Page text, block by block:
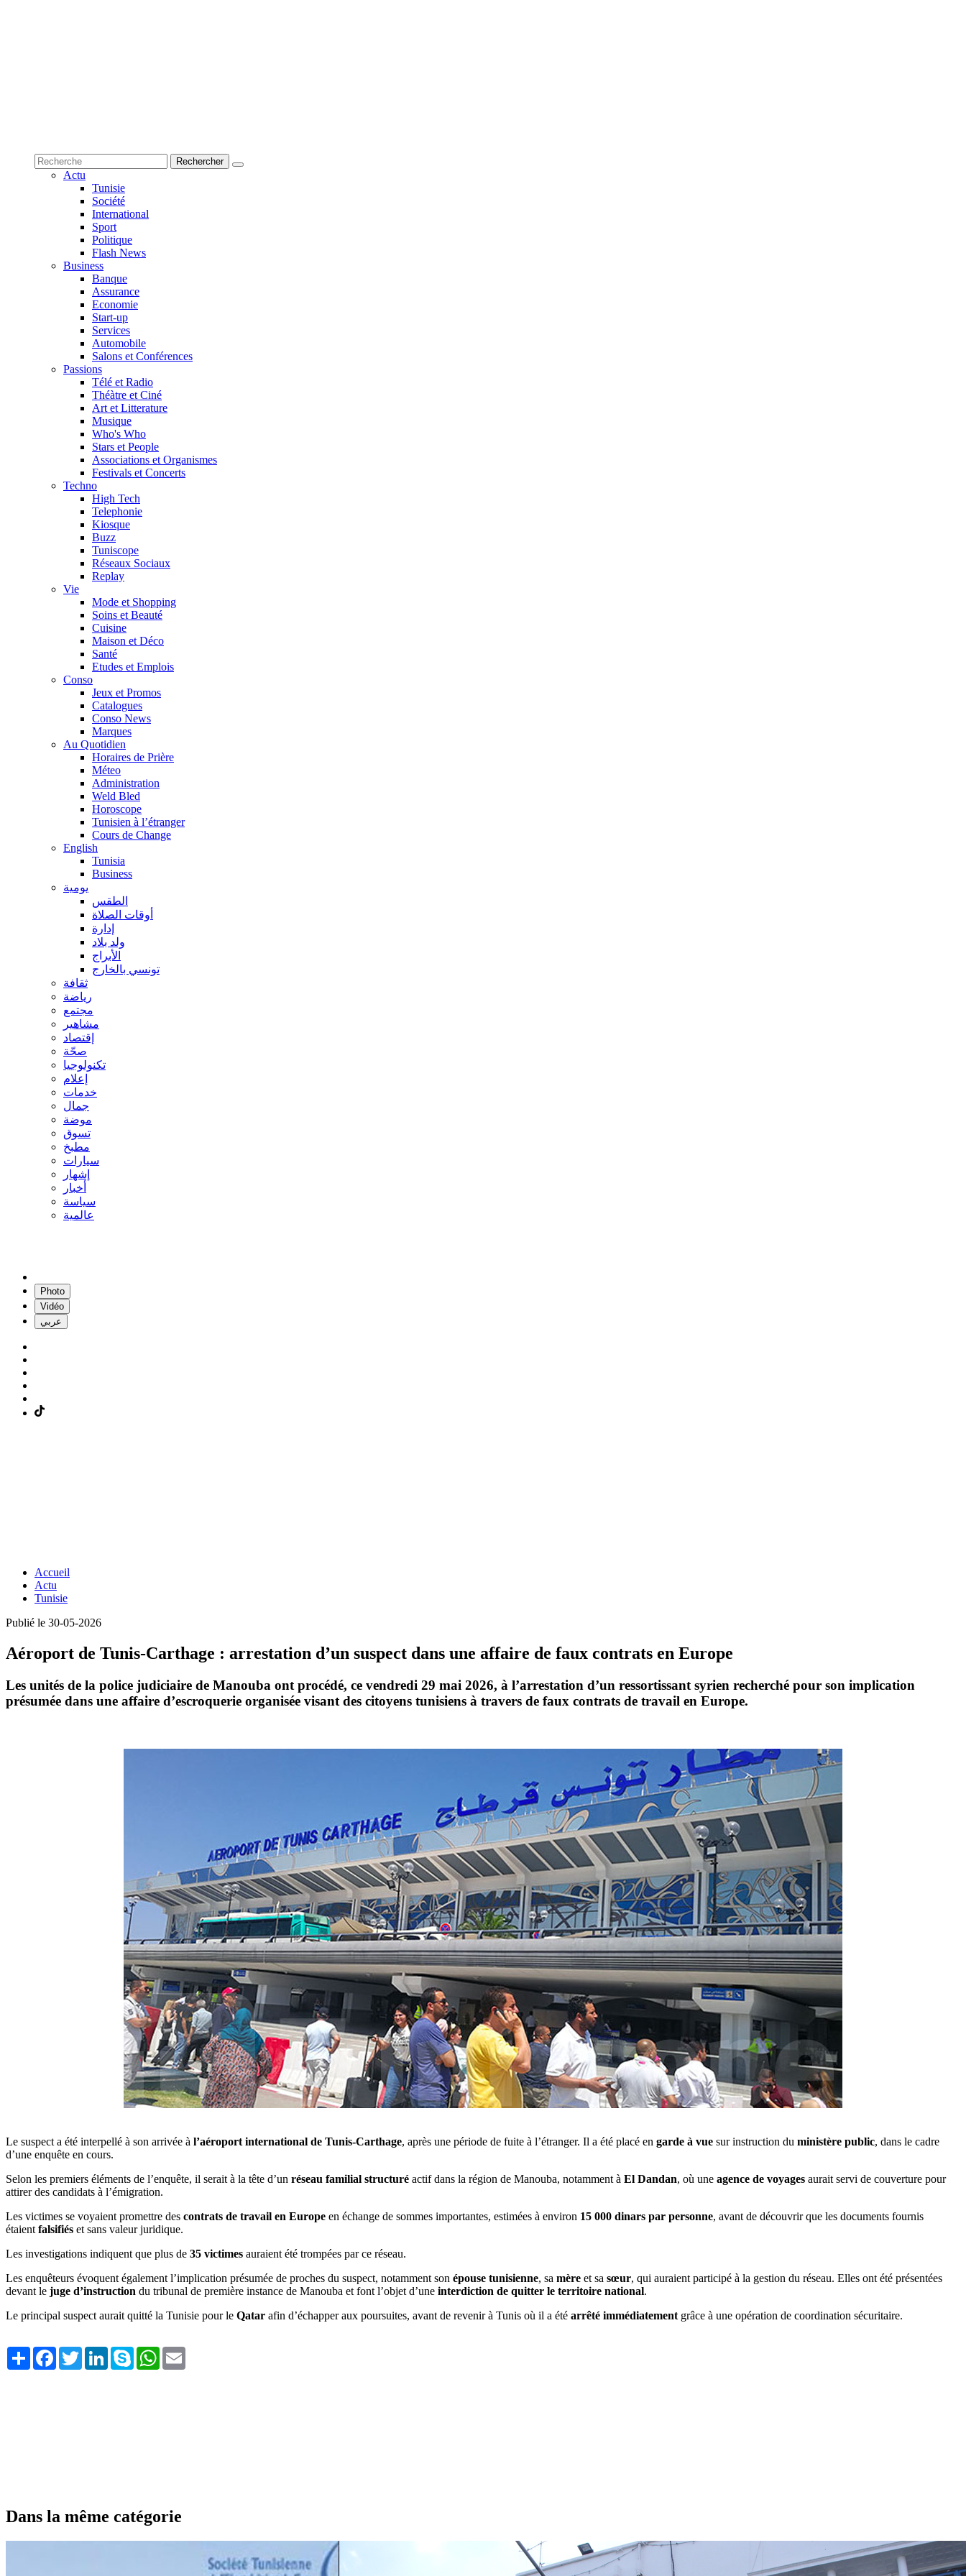
Actu
Tunisie
Société
International
Sport
Politique
Flash News
Business
Banque
Assurance
Economie
Start-up
Services
Automobile
Salons et Conférences
Passions
Télé et Radio
Théàtre et Ciné
Art et Litterature
Musique
Who's Who
Stars et People
Associations et Organismes
Festivals et Concerts
Techno
High Tech
Telephonie
Kiosque
Buzz
Tuniscope
Réseaux Sociaux
Replay
Vie
Mode et Shopping
Soins et Beauté
Cuisine
Maison et Déco
Santé
Etudes et Emplois
Conso
Jeux et Promos
Catalogues
Conso News
Marques
Au Quotidien
Horaires de Prière
Méteo
Administration
Weld Bled
Horoscope
Tunisien à l’étranger
Cours de Change
English
Tunisia
Business
يومية
الطقس
أوقات الصلاة
إدارة
ولد بلاد
الأبراج
تونسي بالخارج
ثقافة
رياضة
مجتمع
مشاهير
إقتصاد
صحّة
تكنولوجيا
إعلام
خدمات
جمال
موضة
تسوق
مطبخ
سيارات
إشهار
أخبار
سياسة
عالمية
Photo
Vidéo
عربي
Accueil
Actu
Tunisie
Publié le 30-05-2026
Aéroport de Tunis-Carthage : arrestation d’un suspect dans une affaire de faux contrats en Europe
Les unités de la police judiciaire de Manouba ont procédé, ce vendredi 29 mai 2026, à l’arrestation d’un ressortissant syrien recherché pour son implication
présumée dans une affaire d’escroquerie organisée visant des citoyens tunisiens à travers de faux contrats de travail en Europe.
Le suspect a été interpellé à son arrivée à l’aéroport international de Tunis-Carthage, après une période de fuite à l’étranger. Il a été placé en garde à vue sur instruction du ministère public, dans le cadre
d’une enquête en cours.
Selon les premiers éléments de l’enquête, il serait à la tête d’un réseau familial structuré actif dans la région de Manouba, notamment à El Dandan, où une agence de voyages aurait servi de couverture pour
attirer des candidats à l’émigration.
Les victimes se voyaient promettre des contrats de travail en Europe en échange de sommes importantes, estimées à environ 15 000 dinars par personne, avant de découvrir que les documents fournis
étaient falsifiés et sans valeur juridique.
Les investigations indiquent que plus de 35 victimes auraient été trompées par ce réseau.
Les enquêteurs évoquent également l’implication présumée de proches du suspect, notamment son épouse tunisienne, sa mère et sa sœur, qui auraient participé à la gestion du réseau. Elles ont été présentées
devant le juge d’instruction du tribunal de première instance de Manouba et font l’objet d’une interdiction de quitter le territoire national.
Le principal suspect aurait quitté la Tunisie pour le Qatar afin d’échapper aux poursuites, avant de revenir à Tunis où il a été arrêté immédiatement grâce à une opération de coordination sécuritaire.
Share FacebookTwitterLinkedInSkype WhatsApp
Dans la même catégorie